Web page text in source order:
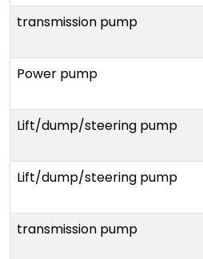
transmission pump
Power pump
Lift/dump/steering pump
Lift/dump/steering pump
transmission pump